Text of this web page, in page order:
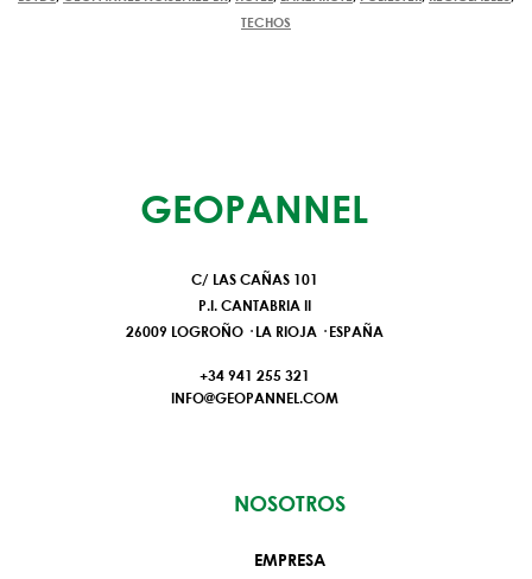
TECHOS
GEOPANNEL
C/ LAS CAÑAS 101
P.I. CANTABRIA II
26009 LOGROÑO · LA RIOJA · ESPAÑA
+34 941 255 321
INFO@GEOPANNEL.COM
NOSOTROS
EMPRESA